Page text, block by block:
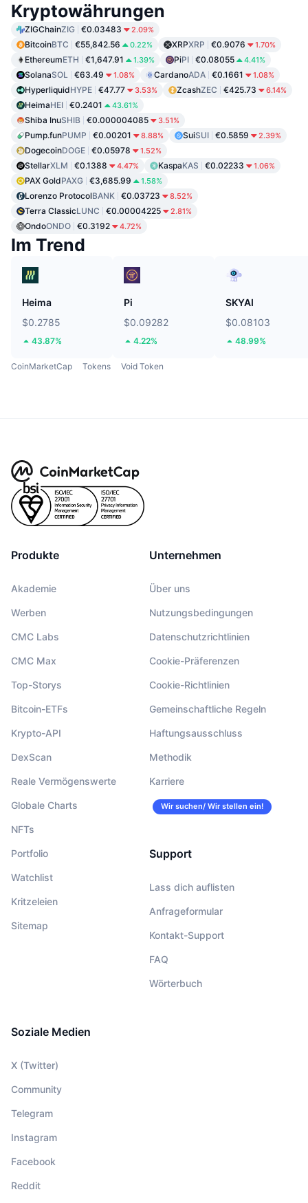
Kryptowährungen
ZIGChainZIG €0.03483 2.09%
BitcoinBTC €55,842.56 0.22% XRPXRP €0.9076 1.70%
EthereumETH €1,647.91 1.39% PiPI €0.08055 4.41%
SolanaSOL €63.49 1.08% CardanoADA €0.1661 1.08%
HyperliquidHYPE €47.77 3.53% ZcashZEC €425.73 6.14%
HeimaHEI €0.2401 43.61%
Shiba InuSHIB €0.000004085 3.51%
Pump.funPUMP €0.00201 8.88% SuiSUI €0.5859 2.39%
DogecoinDOGE €0.05978 1.52%
StellarXLM €0.1388 4.47% KaspaKAS €0.02233 1.06%
PAX GoldPAXG €3,685.99 1.58%
Lorenzo ProtocolBANK €0.03723 8.52%
Terra ClassicLUNC €0.00004225 2.81%
OndoONDO €0.3192 4.72%
Im Trend
Heima
$0.2785
43.87%
Pi
$0.09282
4.22%
SKYAI
$0.08103
48.99%
CoinMarketCap Tokens Void Token
Produkte
Akademie
Werben
CMC Labs
CMC Max
Top-Storys
Bitcoin-ETFs
Krypto-API
DexScan
Reale Vermögenswerte
Globale Charts
NFTs
Portfolio
Watchlist
Kritzeleien
Sitemap
Unternehmen
Über uns
Nutzungsbedingungen
Datenschutzrichtlinien
Cookie-Präferenzen
Cookie-Richtlinien
Gemeinschaftliche Regeln
Haftungsausschluss
Methodik
Karriere
Wir suchen/ Wir stellen ein!
Support
Lass dich auflisten
Anfrageformular
Kontakt-Support
FAQ
Wörterbuch
Soziale Medien
X (Twitter)
Community
Telegram
Instagram
Facebook
Reddit